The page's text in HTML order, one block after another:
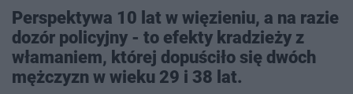
Perspektywa 10 lat w więzieniu, a na razie
dozór policyjny - to efekty kradzieży z
włamaniem, której dopuściło się dwóch
mężczyzn w wieku 29 i 38 lat.